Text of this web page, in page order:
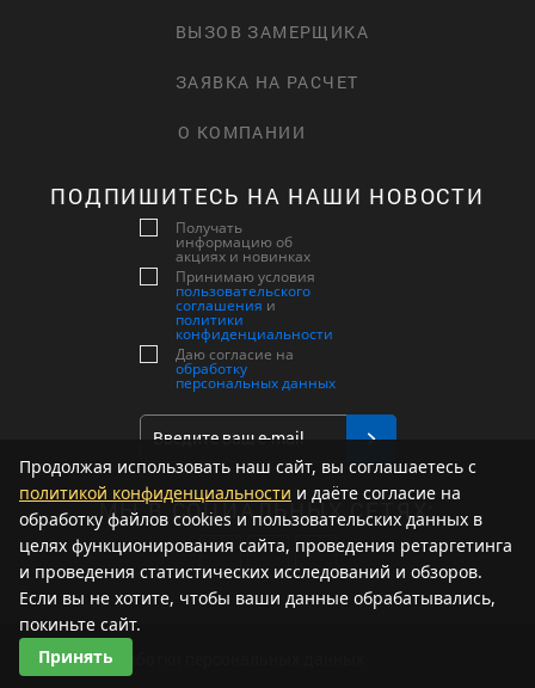
ВЫЗОВ ЗАМЕРЩИКА
ЗАЯВКА НА РАСЧЕТ
О КОМПАНИИ
ПОДПИШИТЕСЬ НА НАШИ НОВОСТИ
Получать
информацию об
акциях и новинках
Принимаю условия
пользовательского
соглашения и
политики
конфиденциальности
Даю согласие на
обработку
персональных данных
МЫ В СОЦИАЛЬНЫХ СЕТЯХ:
Продолжая использовать наш сайт, вы соглашаетесь с
политикой конфиденциальности и даёте согласие на
обработку файлов cookies и пользовательских данных в
целях функционирования сайта, проведения ретаргетинга
и проведения статистических исследований и обзоров.
Если вы не хотите, чтобы ваши данные обрабатывались,
покиньте сайт.
Принять
Политика обработки персональных данных